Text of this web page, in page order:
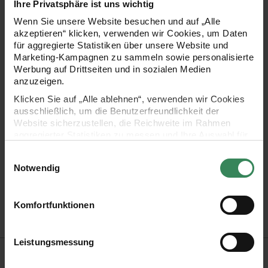
Ihre Privatsphäre ist uns wichtig
Wenn Sie unsere Website besuchen und auf „Alle
akzeptieren“ klicken, verwenden wir Cookies, um Daten
für aggregierte Statistiken über unsere Website und
Marketing-Kampagnen zu sammeln sowie personalisierte
Werbung auf Drittseiten und in sozialen Medien
anzuzeigen.
Klicken Sie auf „Alle ablehnen“, verwenden wir Cookies
ausschließlich, um die Benutzerfreundlichkeit der
Website sicherzustellen, die Reichweite im Rahmen
Ihre Einwilligung ist freiwillig und kann jederzeit über den
Link „Cookie-Einstellungen“ im Fußbereich der Seite
verwendeten Technologien und den Empfängern der
Daten finden Sie in unserer Datenschutzerklärung.
Notwendig
Komfortfunktionen
Leistungsmessung
dem Tisch – er bringt winterlichen Charme in Ihr Zuhause.
Gestalten Sie Ihre Vorweihnachtszeit gemütlich und
einladend mit diesem bezaubernden Kranz und verschönern
Sie Ihr Zuhause!
- ideal für eine festliche Deko
- Größe: Ø18cm
- Design: Put a Bow on It
Hersteller